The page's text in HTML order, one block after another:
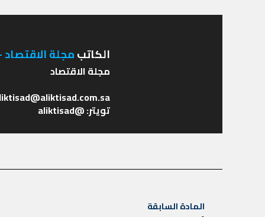
الكاتبمجلة الاقتصاد
تويتر: @aliktisad
المادة السابقة